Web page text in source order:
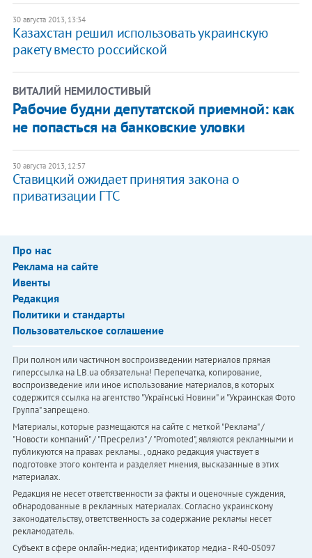
30 августа 2013, 13:34
Казахстан решил использовать украинскую
ракету вместо российской
ВИТАЛИЙ НЕМИЛОСТИВЫЙ
Рабочие будни депутатской приемной: как
не попасться на банковские уловки
30 августа 2013, 12:57
Ставицкий ожидает принятия закона о
приватизации ГТС
Про нас
Реклама на сайте
Ивенты
Редакция
Политики и стандарты
Пользовательское соглашение
При полном или частичном воспроизведении материалов прямая
гиперссылка на LB.ua обязательна! Перепечатка, копирование,
воспроизведение или иное использование материалов, в которых
содержится ссылка на агентство "Українськi Новини" и "Украинская Фото
Группа" запрещено.
Материалы, которые размещаются на сайте с меткой "Реклама" /
"Новости компаний" / "Пресрелиз" / "Promoted", являются рекламными и
публикуются на правах рекламы. , однако редакция участвует в
подготовке этого контента и разделяет мнения, высказанные в этих
материалах.
Редакция не несет ответственности за факты и оценочные суждения,
обнародованные в рекламных материалах. Согласно украинскому
законодательству, ответственность за содержание рекламы несет
рекламодатель.
Субъект в сфере онлайн-медиа; идентификатор медиа - R40-05097